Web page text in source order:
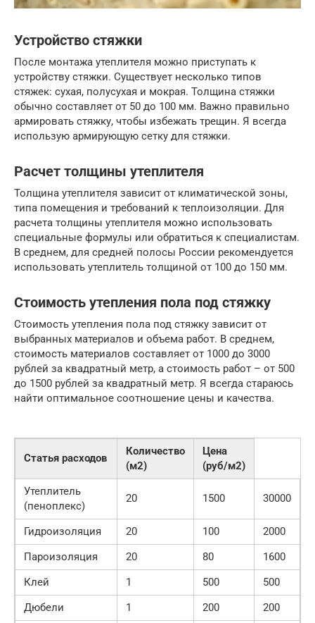
Устройство стяжки
После монтажа утеплителя можно приступать к
устройству стяжки. Существует несколько типов
стяжек: сухая, полусухая и мокрая. Толщина стяжки
обычно составляет от 50 до 100 мм. Важно правильно
армировать стяжку, чтобы избежать трещин. Я всегда
использую армирующую сетку для стяжки.
Расчет толщины утеплителя
Толщина утеплителя зависит от климатической зоны,
типа помещения и требований к теплоизоляции. Для
расчета толщины утеплителя можно использовать
специальные формулы или обратиться к специалистам.
В среднем, для средней полосы России рекомендуется
использовать утеплитель толщиной от 100 до 150 мм.
Стоимость утепления пола под стяжку
Стоимость утепления пола под стяжку зависит от
выбранных материалов и объема работ. В среднем,
стоимость материалов составляет от 1000 до 3000
рублей за квадратный метр, а стоимость работ – от 500
до 1500 рублей за квадратный метр. Я всегда стараюсь
найти оптимальное соотношение цены и качества.
Статья расходов
Количество
(м2)
Цена
(руб/м2)
Утеплитель
(пеноплекс)
20 1500 30000
Гидроизоляция 20 100
2000
Пароизоляция
20 80
1600
Клей
1 500
500
Дюбели
1 200
200